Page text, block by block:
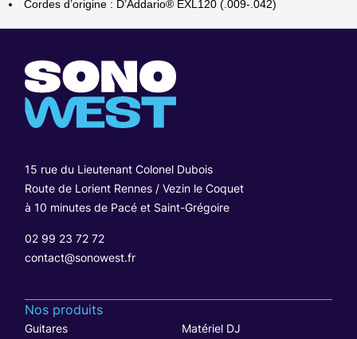
Cordes d’origine : D’Addario® EXL120 (.009-.042)
15 rue du Lieutenant Colonel Dubois
Route de Lorient Rennes / Vezin le Coquet
à 10 minutes de Pacé et Saint-Grégoire
02 99 23 72 72
contact@sonowest.fr
Nos produits
Guitares
Matériel DJ